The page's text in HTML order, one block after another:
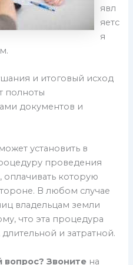
явл
яетс
я
и итоговый исход
полноты
документов и
установить в
проведения
оплачивать которую
В любом случае
владельцам земли
что эта процедура
и затратной.
вопрос? Звоните на